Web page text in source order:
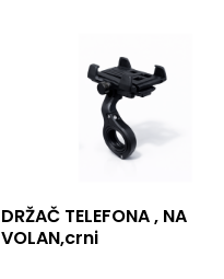
DRŽAČ TELEFONA , NA
VOLAN,crni